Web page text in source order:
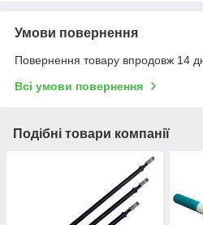
Умови повернення
Повернення товару впродовж 14
Всі умови повернення
Подібні товари компанії